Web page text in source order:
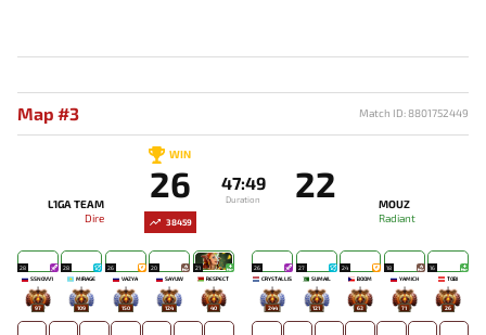
Map #3 Match ID: 8801752449
38459
L1GA TEAM
Dire
WIN
26 47:49
Duration 22
MOUZ
Radiant
28
SSNOVV1
97
28
MIRAGE`
109
26
VAZYA
150
20
SAYUW
124
21
RESPECT
40
26
CRYSTALLIS
244
27
SUMAIL
121
24
BOOM
63
18
YAMICH
71
16
TOBI
26